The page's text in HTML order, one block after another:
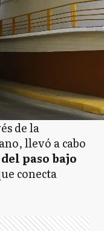
de la
llevó a cabo
paso bajo
conecta